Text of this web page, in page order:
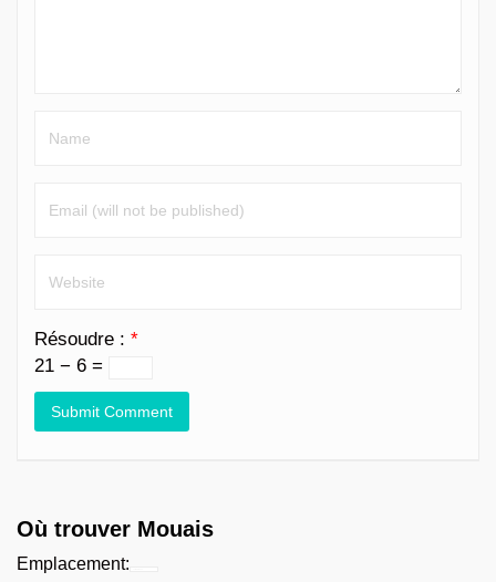
Résoudre : *
21 − 6 =
Où trouver Mouais
Emplacement: